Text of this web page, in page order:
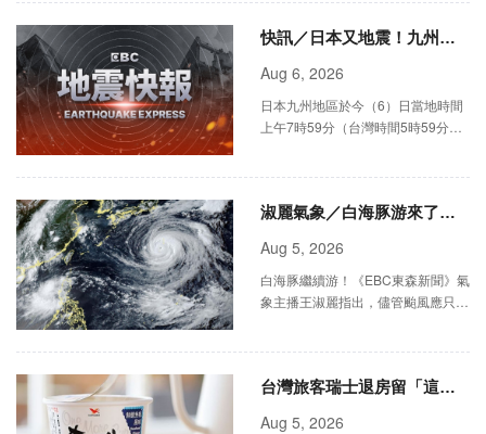
快訊／日本又地震！九州規
模5.1極淺層地震 最大震度4
Aug 6, 2026
日本九州地區於今（6）日當地時間
上午7時59分（台灣時間5時59分）
淑麗氣象／白海豚游來了！
父親節中部以北防雨彈 各地
Aug 5, 2026
白海豚繼續游！《EBC東森新聞》氣
象主播王淑麗指出，儘管颱風應只會
台灣旅客瑞士退房留「這碗
國民泡麵」！征服五星飯店
Aug 5, 2026